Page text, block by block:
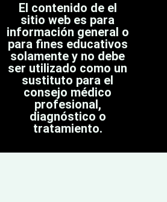
El contenido de el
sitio web es para
información general o
para fines educativos
solamente y no debe
ser utilizado como un
sustituto para el
consejo médico
profesional,
diagnóstico o
tratamiento.